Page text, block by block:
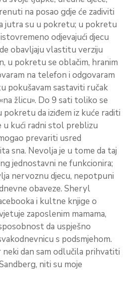
na posao gdje će zadiviti
jutra su u pokretu; u pokretu
odjevajući djecu
obavljaju vlastitu verziju
u pokretu se oblačim, hranim
na telefon i odgovaram
pokušavam sastaviti ručak
žlicu». Do 9 sati toliko se
da iziđem iz kuće raditi
u kući radni stol preblizu
prevariti usred
sna. Nevolja je u tome da taj
jednostavni ne funkcionira;
nervoznu djecu, nepotpuni
obaveze. Sheryl
i kultne knjige o
zaposlenim mamama,
da uspješno
s podsmjehom.
neki dan sam odlučila prihvatiti
niti su moje